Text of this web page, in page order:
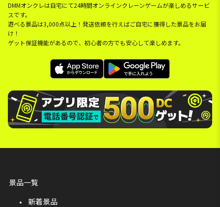
DMMオンクレは自宅にて24時間オンラインクレーンゲームが楽しめるサービ
スです。
遊べる景品は3,000点以上！発送依頼を行えばご自宅に獲得した景品をお届
け！
ゲット保証機能があるので、初心者の方でも安心して楽しめます。
景品一覧
新着景品